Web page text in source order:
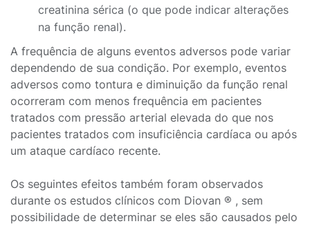
creatinina sérica (o que pode indicar alterações
na função renal).
A frequência de alguns eventos adversos pode variar
dependendo de sua condição. Por exemplo, eventos
adversos como tontura e diminuição da função renal
ocorreram com menos frequência em pacientes
tratados com pressão arterial elevada do que nos
pacientes tratados com insuficiência cardíaca ou após
um ataque cardíaco recente.
Os seguintes efeitos também foram observados
durante os estudos clínicos com Diovan ® , sem
possibilidade de determinar se eles são causados pelo